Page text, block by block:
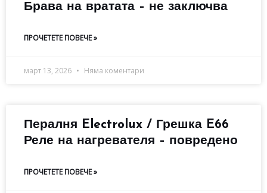
Брава на вратата – не заключва
ПРОЧЕТЕТЕ ПОВЕЧЕ »
март 13, 2026 Няма коментари
Пералня Electrolux / Грешка E66
Реле на нагревателя – повредено
ПРОЧЕТЕТЕ ПОВЕЧЕ »